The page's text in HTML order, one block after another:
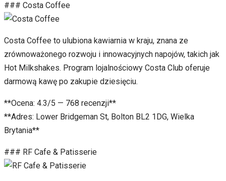
### Costa Coffee
Costa Coffee to ulubiona kawiarnia w kraju, znana ze
zrównoważonego rozwoju i innowacyjnych napojów, takich jak
Hot Milkshakes. Program lojalnościowy Costa Club oferuje
darmową kawę po zakupie dziesięciu.
**Ocena: 4.3/5 — 768 recenzji**
**Adres: Lower Bridgeman St, Bolton BL2 1DG, Wielka
Brytania**
### RF Cafe & Patisserie